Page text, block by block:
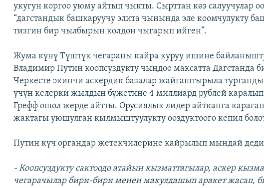
укугун коргоо уюму айтып чыкты. Сырттан көз салуучулар
“дагстандык башкаруучу элита чынында эле коомчулукту
тизгин бир чылбырын колдон чыгарып ийген”.
Жума күнү Түштүк чегараны кайра куруу ишине
Владимир Путин коопсуздукту чыңдоо максатта Дагстанда
Черкесте экинчи аскердик базалар жайгаштырыла
үчүн келерки жылдын бүжетине 4 миллиард рублей
Грефф ошол жерде айтты. Орусиялык лидер айтканга
жактагы уюшулган кылмыштуулукту ооздуктоого кепил
Путин күч органдар жетекчилерине кайрылып мындай
- Коопсуздукту сактоодо атайын кызматтагылар, аскер
чегарачылар бири-бири менен макулдашып аракет жаcап,